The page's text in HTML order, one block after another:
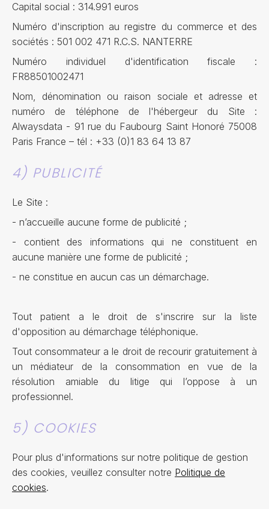
Capital social : 314.991 euros
Numéro d'inscription au registre du commerce et des
sociétés : 501 002 471 R.C.S. NANTERRE
Numéro individuel d'identification fiscale :
FR88501002471
Nom, dénomination ou raison sociale et adresse et
numéro de téléphone de l'hébergeur du Site :
Alwaysdata - 91 rue du Faubourg Saint Honoré 75008
Paris France – tél : +33 (0)1 83 64 13 87
4) PUBLICITÉ
Le Site :
- n’accueille aucune forme de publicité ;
- contient des informations qui ne constituent en
aucune manière une forme de publicité ;
- ne constitue en aucun cas un démarchage.
Tout patient a le droit de s'inscrire sur la liste
d'opposition au démarchage téléphonique.
Tout consommateur a le droit de recourir gratuitement à
un médiateur de la consommation en vue de la
résolution amiable du litige qui l’oppose à un
professionnel.
5) COOKIES
Pour plus d'informations sur notre politique de gestion
des cookies, veuillez consulter notre Politique de
cookies.